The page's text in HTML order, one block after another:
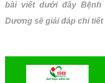
bài viết dưới đây
Dương sẽ giải đáp chi tiết